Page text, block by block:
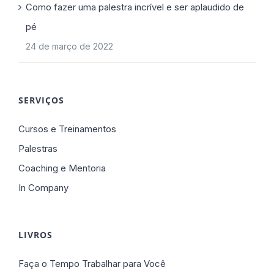
Como fazer uma palestra incrível e ser aplaudido de
pé
24 de março de 2022
SERVIÇOS
Cursos e Treinamentos
Palestras
Coaching e Mentoria
In Company
LIVROS
Faça o Tempo Trabalhar para Você